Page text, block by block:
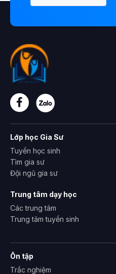
Lớp học Gia Sư
Tuyển học sinh
Tìm gia sư
Đội ngũ gia sư
Trung tâm dạy học
Các trung tâm
Trung tâm tuyển sinh
Ôn tập
Trắc nghiệm